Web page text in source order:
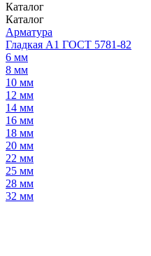
Каталог
Каталог
Арматура
Гладкая А1 ГОСТ 5781-82
6 мм
8 мм
10 мм
12 мм
14 мм
16 мм
18 мм
20 мм
22 мм
25 мм
28 мм
32 мм